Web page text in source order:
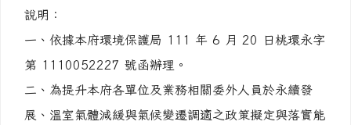
說明：
一、依據本府環境保護局 111 年 6 月 20 日桃環永字
第 1110052227 號函辦理。
二、為提升本府各單位及業務相關委外人員於永續發
展、溫室氣體減緩與氣候變遷調適之政策擬定與落實能